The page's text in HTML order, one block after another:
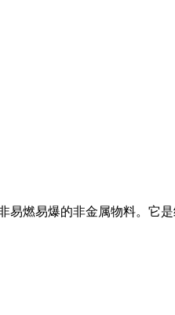
燃易爆的非金属物料。它